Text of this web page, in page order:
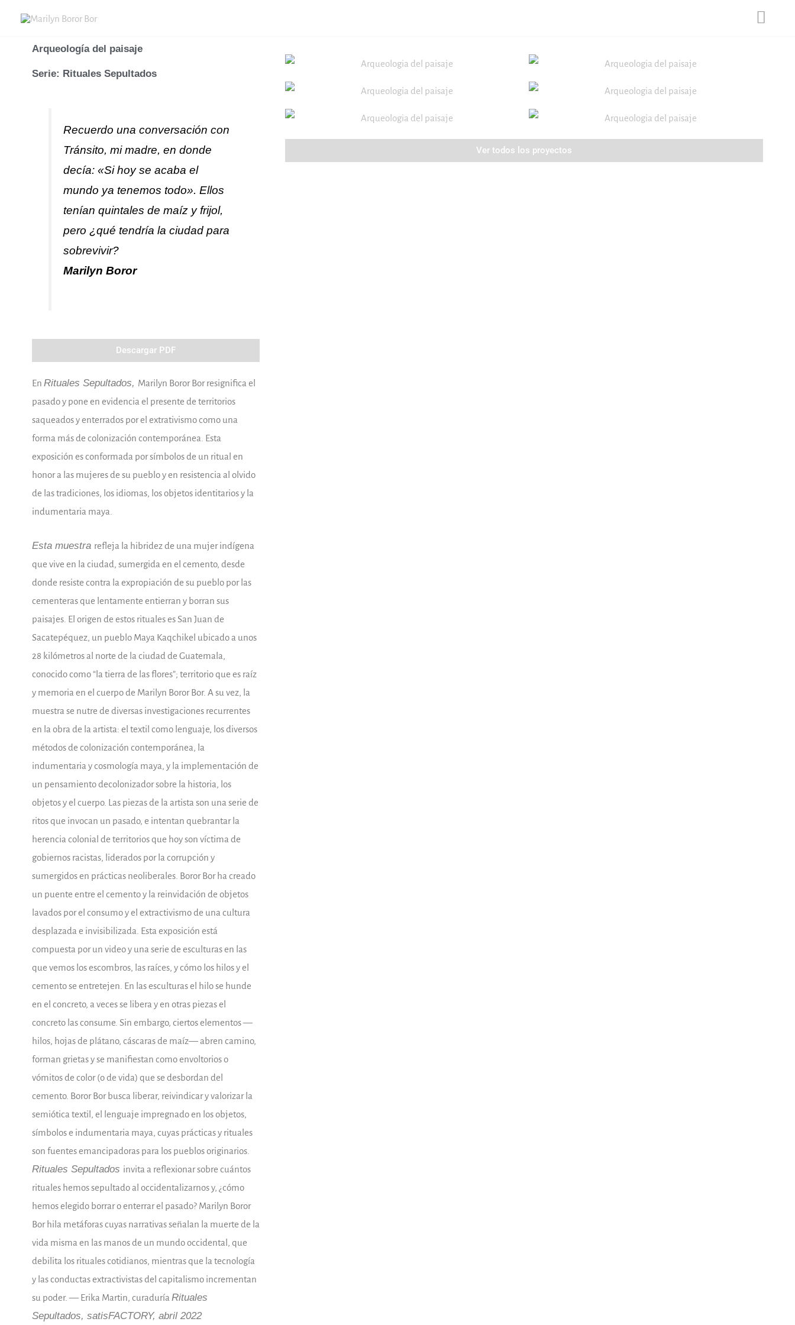
Main
Arqueología del paisaje
Serie: Rituales Sepultados
Recuerdo una conversación con
Tránsito, mi madre, en donde
decía: «Si hoy se acaba el
mundo ya tenemos todo». Ellos
tenían quintales de maíz y frijol,
pero ¿qué tendría la ciudad para
sobrevivir?
Marilyn Boror
Descargar PDF
En Rituales Sepultados, Marilyn Boror Bor resignifica el
pasado y pone en evidencia el presente de territorios
saqueados y enterrados por el extrativismo como una
forma más de colonización contemporánea. Esta
exposición es conformada por símbolos de un ritual en
honor a las mujeres de su pueblo y en resistencia al olvido
de las tradiciones, los idiomas, los objetos identitarios y la
indumentaria maya.
Esta muestra refleja la hibridez de una mujer indígena
que vive en la ciudad, sumergida en el cemento, desde
donde resiste contra la expropiación de su pueblo por las
cementeras que lentamente entierran y borran sus
paisajes. El origen de estos rituales es San Juan de
Sacatepéquez, un pueblo Maya Kaqchikel ubicado a unos
28 kilómetros al norte de la ciudad de Guatemala,
conocido como “la tierra de las flores”; territorio que es raíz
y memoria en el cuerpo de Marilyn Boror Bor. A su vez, la
muestra se nutre de diversas investigaciones recurrentes
en la obra de la artista: el textil como lenguaje, los diversos
métodos de colonización contemporánea, la
indumentaria y cosmología maya, y la implementación de
un pensamiento decolonizador sobre la historia, los
objetos y el cuerpo. Las piezas de la artista son una serie de
ritos que invocan un pasado, e intentan quebrantar la
herencia colonial de territorios que hoy son víctima de
gobiernos racistas, liderados por la corrupción y
sumergidos en prácticas neoliberales. Boror Bor ha creado
un puente entre el cemento y la reinvidación de objetos
lavados por el consumo y el extractivismo de una cultura
desplazada e invisibilizada. Esta exposición está
compuesta por un video y una serie de esculturas en las
que vemos los escombros, las raíces, y cómo los hilos y el
cemento se entretejen. En las esculturas el hilo se hunde
en el concreto, a veces se libera y en otras piezas el
concreto las consume. Sin embargo, ciertos elementos —
hilos, hojas de plátano, cáscaras de maíz— abren camino,
forman grietas y se manifiestan como envoltorios o
vómitos de color (o de vida) que se desbordan del
cemento. Boror Bor busca liberar, reivindicar y valorizar la
semiótica textil, el lenguaje impregnado en los objetos,
símbolos e indumentaria maya, cuyas prácticas y rituales
son fuentes emancipadoras para los pueblos originarios.
Rituales Sepultados invita a reflexionar sobre cuántos
rituales hemos sepultado al occidentalizarnos y, ¿cómo
hemos elegido borrar o enterrar el pasado? Marilyn Boror
Bor hila metáforas cuyas narrativas señalan la muerte de la
vida misma en las manos de un mundo occidental, que
debilita los rituales cotidianos, mientras que la tecnología
y las conductas extractivistas del capitalismo incrementan
su poder. — Erika Martin, curaduría Rituales
Sepultados, satisFACTORY, abril 2022
Ver todos los proyectos